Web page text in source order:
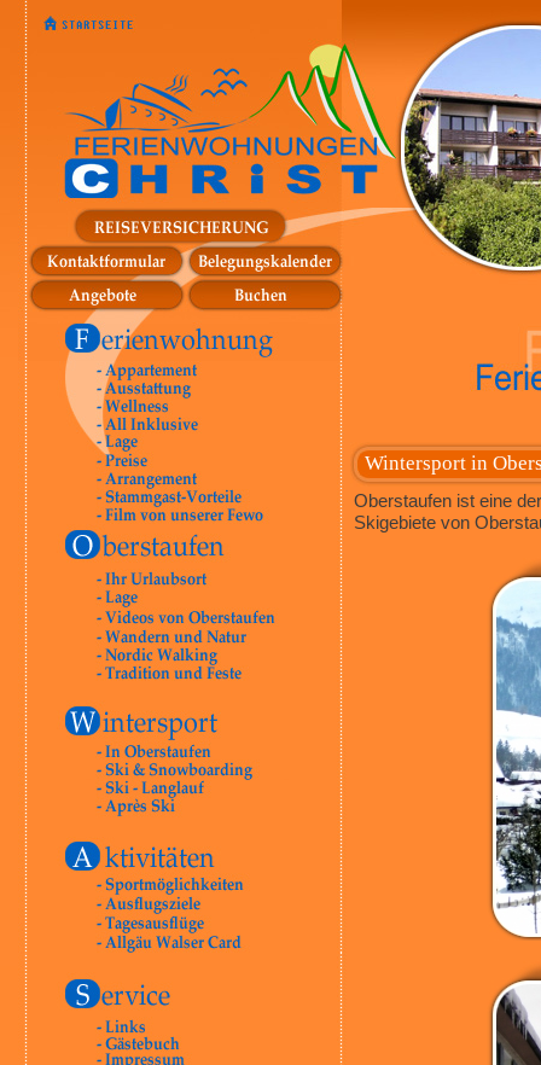
Wintersport in
Oberstaufen ist eine
Skigebiete von